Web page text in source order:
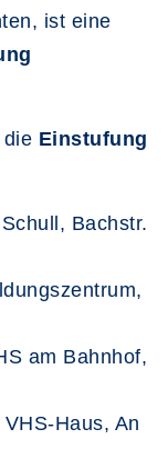
ist eine
die Einstufung
Bachstr.
am Bahnhof,
Haus, An